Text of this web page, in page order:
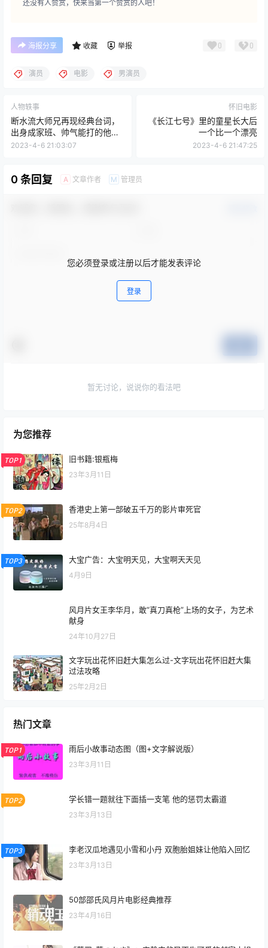
还没有人赞赏，快来当第一个赞赏的人吧！
海报分享 收藏 举报 0 0
演员 电影 男演员
人物轶事
断水流大师兄再现经典台词，
出身成家班、帅气能打的他为
何不红？
2023-4-6 21:03:07
怀旧电影
《长江七号》里的童星长大后
一个比一个漂亮
2023-4-6 21:47:25
0 条回复 A 文章作者 M 管理员
您必须登录或注册以后才能发表评论
登录
暂无讨论，说说你的看法吧
为您推荐
TOP1 旧书籍:银瓶梅
23年3月11日
TOP2 香港史上第一部破五千万的影片审死官
25年8月4日
TOP3 大宝广告：大宝明天见，大宝啊天天见
4月9日
风月片女王李华月，敢“真刀真枪”上场的女子，为艺术
献身
24年10月27日
文字玩出花怀旧赶大集怎么过-文字玩出花怀旧赶大集
过法攻略
25年2月2日
热门文章
TOP1 雨后小故事动态图（图+文字解说版）
23年3月11日
TOP2 学长错一题就往下面插一支笔 他的惩罚太霸道
23年3月13日
TOP3 李老汉瓜地遇见小雪和小丹 双胞胎姐妹让他陷入回忆
23年3月13日
50部邵氏风月片电影经典推荐
23年4月16日